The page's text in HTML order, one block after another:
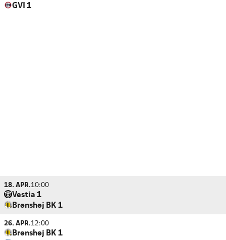
GVI 1
18. APR.10:00
Vestia 1
Brønshøj BK 1
26. APR.12:00
Brønshøj BK 1